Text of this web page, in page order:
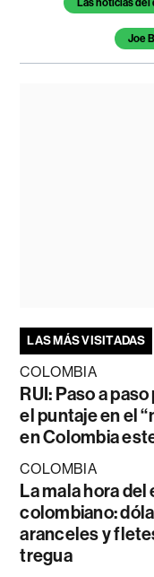
Joe
LAS MÁS VISITADAS
COLOMBIA
RUI: Paso a
el puntaje en el
en Colombia
COLOMBIA
La mala hora
colombiano:
aranceles y
tregua